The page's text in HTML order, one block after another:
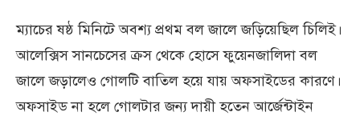
ম্যাচের ষষ্ঠ মিনিটে অবশ্য প্রথম বল জালে জড়িয়েছিল চিলিই।
আলেক্সিস সানচেসের ক্রস থেকে হোসে ফুয়েনজালিদা বল
জালে জড়ালেও গোলটি বাতিল হয়ে যায় অফসাইডের কারণে।
অফসাইড না হলে গোলটার জন্য দায়ী হতেন আর্জেন্টাইন